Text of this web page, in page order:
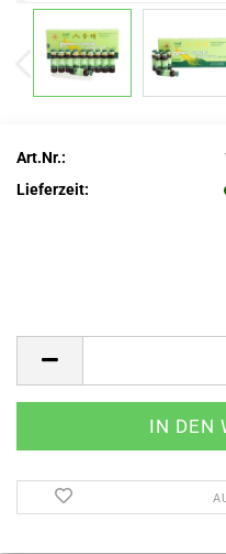
Art.Nr.:
Lieferzeit: